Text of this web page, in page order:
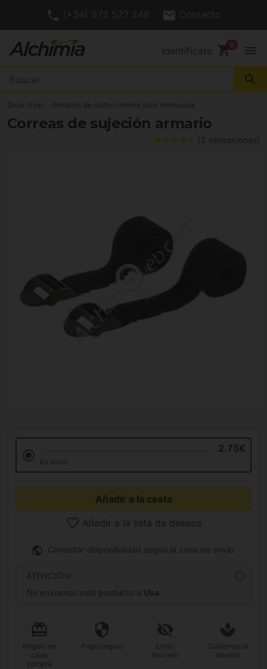
(+34) 972 527 248 Contacto
Identifícate shopping_cart menu
search
Grow shop Armarios de cultivo interior para marihuana
Correas de sujeción armario
(3 valoraciones)
2.75€
En stock
Añadir a la cesta
Añadir a la lista de deseos
Consultar disponibilidad según la zona de envío.
ATENCIÓN!
No enviamos este producto a Usa
Regalo en
cada
compra
Pago seguro
Envío
discreto
Cuidemos el
planeta